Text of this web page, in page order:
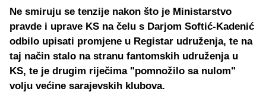
Ne smiruju se tenzije nakon što je Ministarstvo
pravde i uprave KS na čelu s Darjom Softić-Kadenić
odbilo upisati promjene u Registar udruženja, te na
taj način stalo na stranu fantomskih udruženja u
KS, te je drugim riječima "pomnožilo sa nulom"
volju većine sarajevskih klubova.